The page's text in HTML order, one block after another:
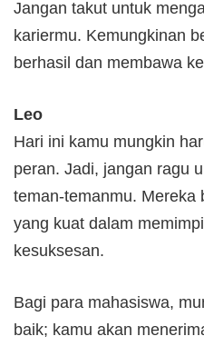
Jangan takut untuk
kariermu. Kemungkinan
berhasil dan membawa
Leo
Hari ini kamu mungkin
peran. Jadi, jangan ragu
teman-temanmu. Mereka
yang kuat dalam
kesuksesan.
Bagi para mahasiswa,
baik; kamu akan